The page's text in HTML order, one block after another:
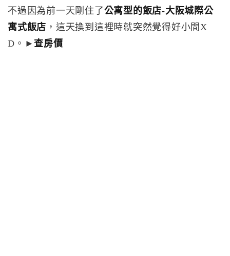
不過因為前一天剛住了公寓型的飯店-大阪城際公
寓式飯店 ，這天換到這裡時就突然覺得好小間X
D。►查房價